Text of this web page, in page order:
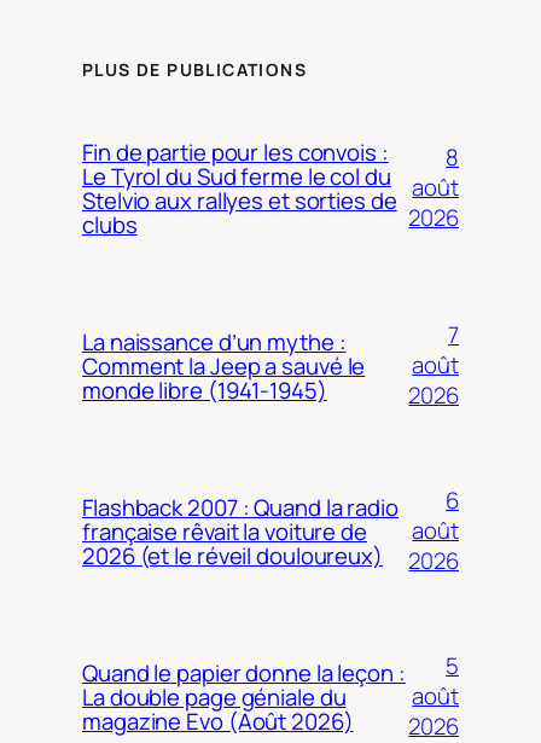
PLUS DE PUBLICATIONS
Fin de partie pour les convois :
Le Tyrol du Sud ferme le col du
Stelvio aux rallyes et sorties de
clubs
8
août
2026
La naissance d’un mythe :
Comment la Jeep a sauvé le
monde libre (1941-1945)
7
août
2026
Flashback 2007 : Quand la radio
française rêvait la voiture de
2026 (et le réveil douloureux)
6
août
2026
Quand le papier donne la leçon :
La double page géniale du
magazine Evo (Août 2026)
5
août
2026